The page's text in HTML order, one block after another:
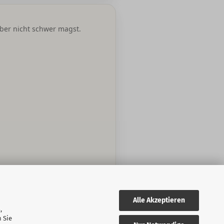
Sie
Alle Akzeptieren
nicht schwer magst.